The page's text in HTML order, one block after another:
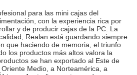
para las mini cajas del
con la experiencia rica por
y de producir cajas de la PC. La
Realan está guardando siempre
que haciendo de memoria, el triunfo
los productos más altos valora la
se han exportado al Este de
Medio, a Norteamérica, a